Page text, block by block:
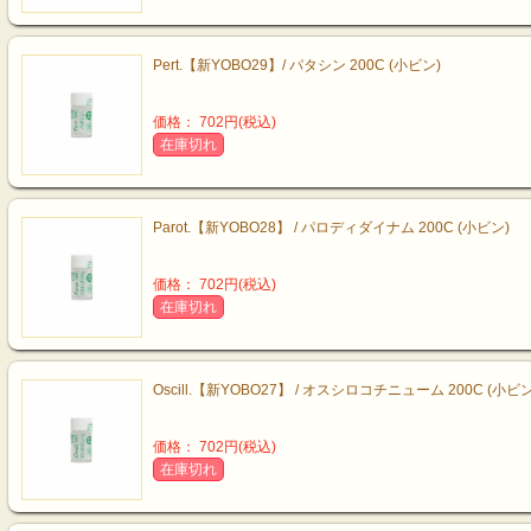
Pert.【新YOBO29】/ パタシン 200C (小ビン)
価格： 702円(税込)
在庫切れ
Parot.【新YOBO28】 / パロディダイナム 200C (小ビン)
価格： 702円(税込)
在庫切れ
Oscill.【新YOBO27】 / オスシロコチニューム 200C (小ビ
価格： 702円(税込)
在庫切れ